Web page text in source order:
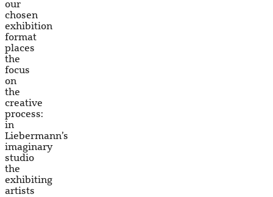
our
chosen
exhibition
format
places
the
focus
on
the
creative
process:
in
Liebermann’s
imaginary
studio
the
exhibiting
artists